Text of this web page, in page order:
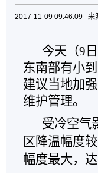
2017-11-09 09:46:09 来
今天（9 日
东南部有小
建议当地加
维护管理。
受冷空气
区降温幅度
幅度最大，达